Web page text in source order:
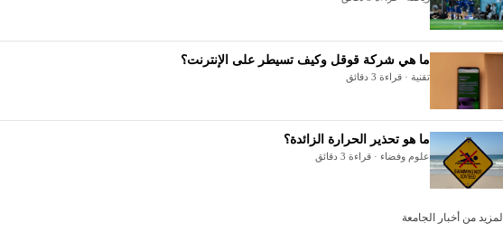
ما هي شركة قوقل وكيف تسيطر على الإنترنت؟
تقنية · قراءة 3 دقائق
ما هو تحذير الحرارة الزائدة؟
علوم وفضاء · قراءة 3 دقائق
المزيد من أخبار الجامعة